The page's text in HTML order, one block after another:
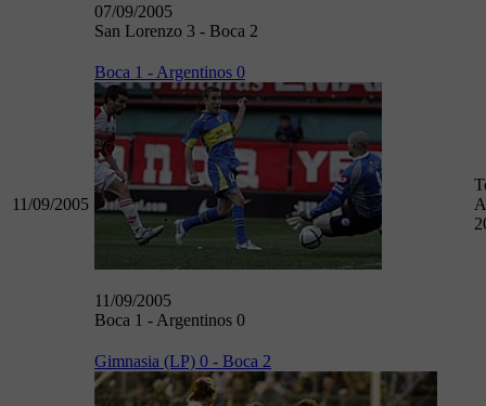
07/09/2005
San Lorenzo 3 - Boca 2
11/09/2005
Boca 1 - Argentinos 0
11/09/2005
Boca 1 - Argentinos 0
Gimnasia (LP) 0 - Boca 2